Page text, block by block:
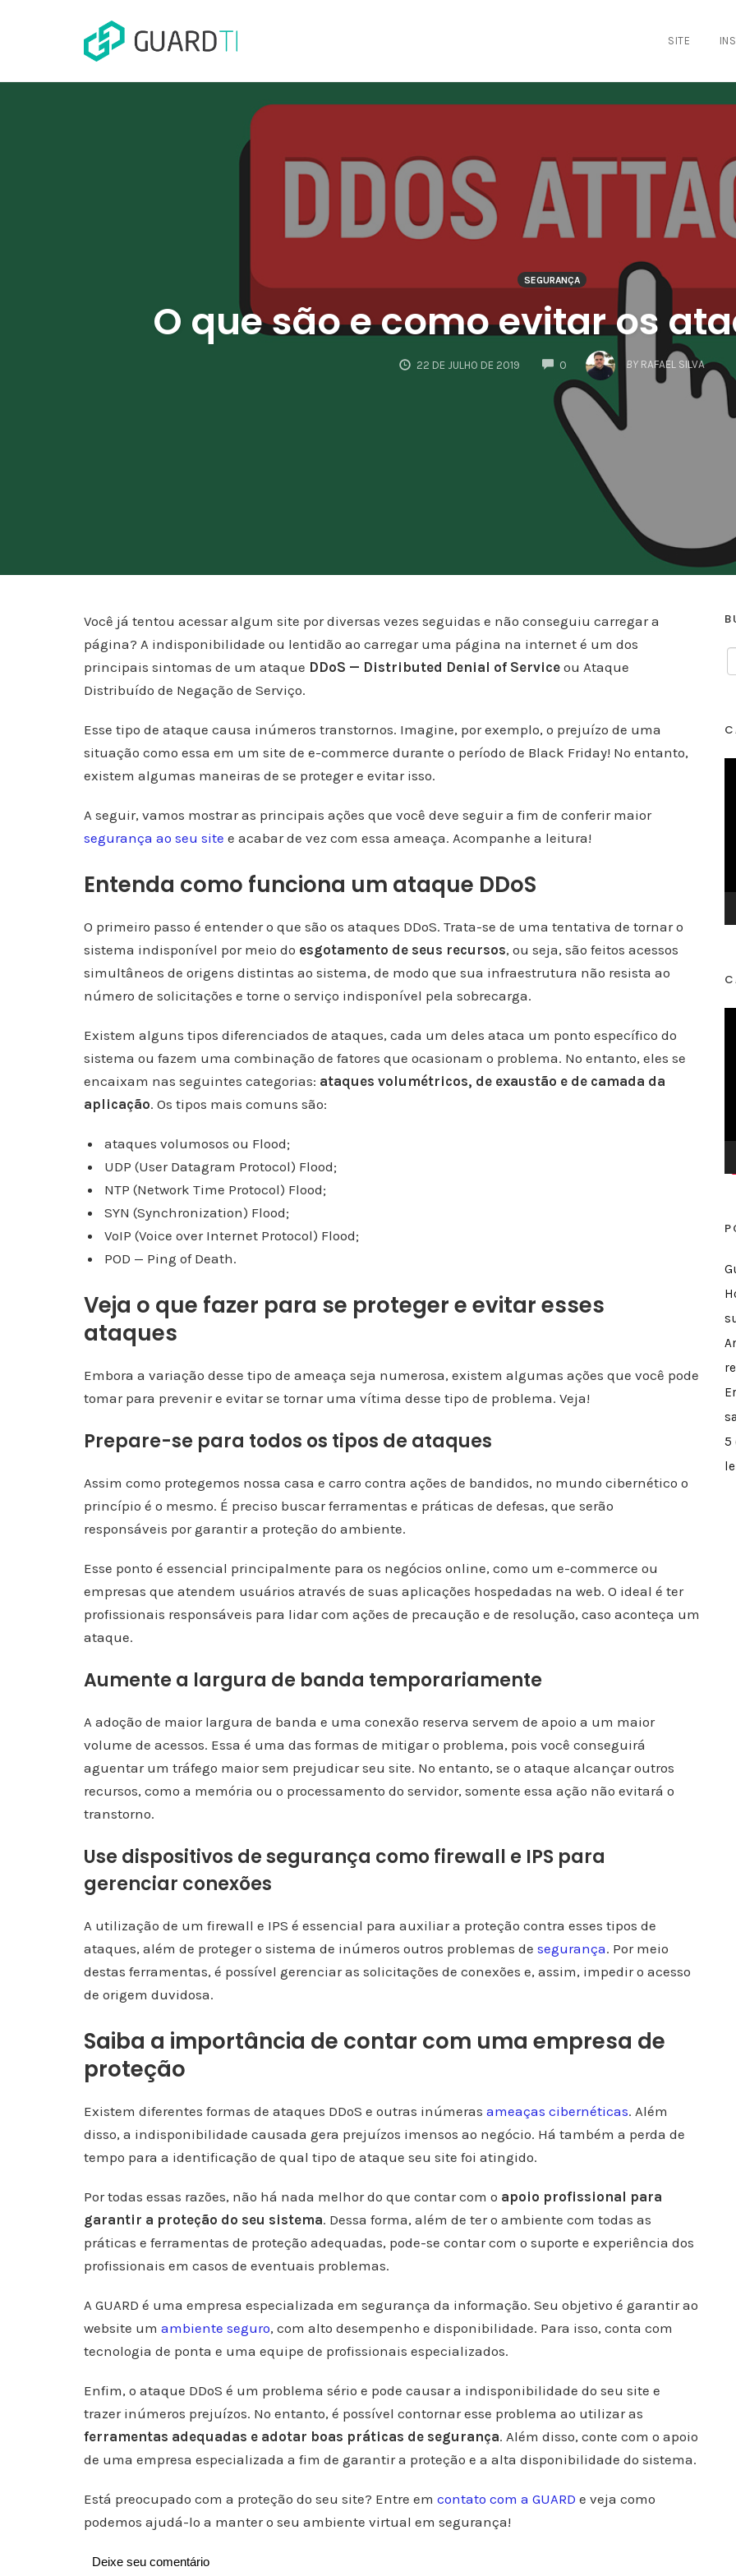
SITE
SEGURANÇA
O que são e como evitar os
22 DE JULHO DE 2019 0
COMMENTS
BY RAFAEL SILVA
Você já tentou acessar algum site por diversas vezes seguidas e não conseguiu carregar a
página? A indisponibilidade ou lentidão ao carregar uma página na internet é um dos
principais sintomas de um ataque DDoS — Distributed Denial of Service ou Ataque
Distribuído de Negação de Serviço.
Esse tipo de ataque causa inúmeros transtornos. Imagine, por exemplo, o prejuízo de uma
situação como essa em um site de e-commerce durante o período de Black Friday! No entanto,
existem algumas maneiras de se proteger e evitar isso.
A seguir, vamos mostrar as principais ações que você deve seguir a fim de conferir maior
segurança ao seu site e acabar de vez com essa ameaça. Acompanhe a leitura!
Entenda como funciona um ataque DDoS
O primeiro passo é entender o que são os ataques DDoS. Trata-se de uma tentativa de tornar o
sistema indisponível por meio do esgotamento de seus recursos, ou seja, são feitos acessos
simultâneos de origens distintas ao sistema, de modo que sua infraestrutura não resista ao
número de solicitações e torne o serviço indisponível pela sobrecarga.
Existem alguns tipos diferenciados de ataques, cada um deles ataca um ponto específico do
sistema ou fazem uma combinação de fatores que ocasionam o problema. No entanto, eles se
encaixam nas seguintes categorias: ataques volumétricos, de exaustão e de camada da
aplicação. Os tipos mais comuns são:
ataques volumosos ou Flood;
UDP (User Datagram Protocol) Flood;
NTP (Network Time Protocol) Flood;
SYN (Synchronization) Flood;
VoIP (Voice over Internet Protocol) Flood;
POD — Ping of Death.
Veja o que fazer para se proteger e evitar esses
ataques
Embora a variação desse tipo de ameaça seja numerosa, existem algumas ações que você pode
tomar para prevenir e evitar se tornar uma vítima desse tipo de problema. Veja!
Prepare-se para todos os tipos de ataques
Assim como protegemos nossa casa e carro contra ações de bandidos, no mundo cibernético o
princípio é o mesmo. É preciso buscar ferramentas e práticas de defesas, que serão
responsáveis por garantir a proteção do ambiente.
Esse ponto é essencial principalmente para os negócios online, como um e-commerce ou
empresas que atendem usuários através de suas aplicações hospedadas na web. O ideal é ter
profissionais responsáveis para lidar com ações de precaução e de resolução, caso aconteça um
ataque.
Aumente a largura de banda temporariamente
A adoção de maior largura de banda e uma conexão reserva servem de apoio a um maior
volume de acessos. Essa é uma das formas de mitigar o problema, pois você conseguirá
aguentar um tráfego maior sem prejudicar seu site. No entanto, se o ataque alcançar outros
recursos, como a memória ou o processamento do servidor, somente essa ação não evitará o
transtorno.
Use dispositivos de segurança como firewall e IPS para
gerenciar conexões
A utilização de um firewall e IPS é essencial para auxiliar a proteção contra esses tipos de
ataques, além de proteger o sistema de inúmeros outros problemas de segurança. Por meio
destas ferramentas, é possível gerenciar as solicitações de conexões e, assim, impedir o acesso
de origem duvidosa.
Saiba a importância de contar com uma empresa de
proteção
Existem diferentes formas de ataques DDoS e outras inúmeras ameaças cibernéticas. Além
disso, a indisponibilidade causada gera prejuízos imensos ao negócio. Há também a perda de
tempo para a identificação de qual tipo de ataque seu site foi atingido.
Por todas essas razões, não há nada melhor do que contar com o apoio profissional para
garantir a proteção do seu sistema. Dessa forma, além de ter o ambiente com todas as
práticas e ferramentas de proteção adequadas, pode-se contar com o suporte e experiência dos
profissionais em casos de eventuais problemas.
A GUARD é uma empresa especializada em segurança da informação. Seu objetivo é garantir ao
website um ambiente seguro, com alto desempenho e disponibilidade. Para isso, conta com
tecnologia de ponta e uma equipe de profissionais especializados.
Enfim, o ataque DDoS é um problema sério e pode causar a indisponibilidade do seu site e
trazer inúmeros prejuízos. No entanto, é possível contornar esse problema ao utilizar as
ferramentas adequadas e adotar boas práticas de segurança. Além disso, conte com o apoio
de uma empresa especializada a fim de garantir a proteção e a alta disponibilidade do sistema.
Está preocupado com a proteção do seu site? Entre em contato com a GUARD e veja como
podemos ajudá-lo a manter o seu ambiente virtual em segurança!
Deixe seu comentário
r
í
r
í
e
o
5